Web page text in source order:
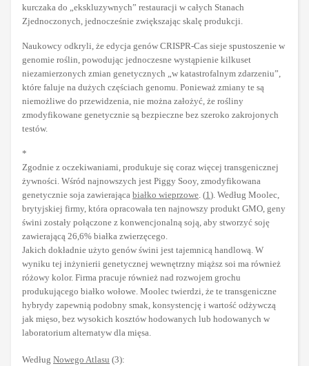
kurczaka do „ekskluzywnych” restauracji w całych Stanach
Zjednoczonych, jednocześnie zwiększając skalę produkcji.
Naukowcy odkryli, że edycja genów CRISPR-Cas sieje spustoszenie w
genomie roślin, powodując jednoczesne wystąpienie kilkuset
niezamierzonych zmian genetycznych „w katastrofalnym zdarzeniu”,
które faluje na dużych częściach genomu. Ponieważ zmiany te są
niemożliwe do przewidzenia, nie można założyć, że rośliny
zmodyfikowane genetycznie są bezpieczne bez szeroko zakrojonych
testów.
*
Zgodnie z oczekiwaniami, produkuje się coraz więcej transgenicznej
żywności. Wśród najnowszych jest Piggy Sooy, zmodyfikowana
genetycznie soja zawierająca białko wieprzowe. (1). Według Moolec,
brytyjskiej firmy, która opracowała ten najnowszy produkt GMO, geny
świni zostały połączone z konwencjonalną soją, aby stworzyć soję
zawierającą 26,6% białka zwierzęcego.
Jakich dokładnie użyto genów świni jest tajemnicą handlową. W
wyniku tej inżynierii genetycznej wewnętrzny miąższ soi ma również
różowy kolor. Firma pracuje również nad rozwojem grochu
produkującego białko wołowe. Moolec twierdzi, że te transgeniczne
hybrydy zapewnią podobny smak, konsystencję i wartość odżywczą
jak mięso, bez wysokich kosztów hodowanych lub hodowanych w
laboratorium alternatyw dla mięsa.
Według Nowego Atlasu (3):